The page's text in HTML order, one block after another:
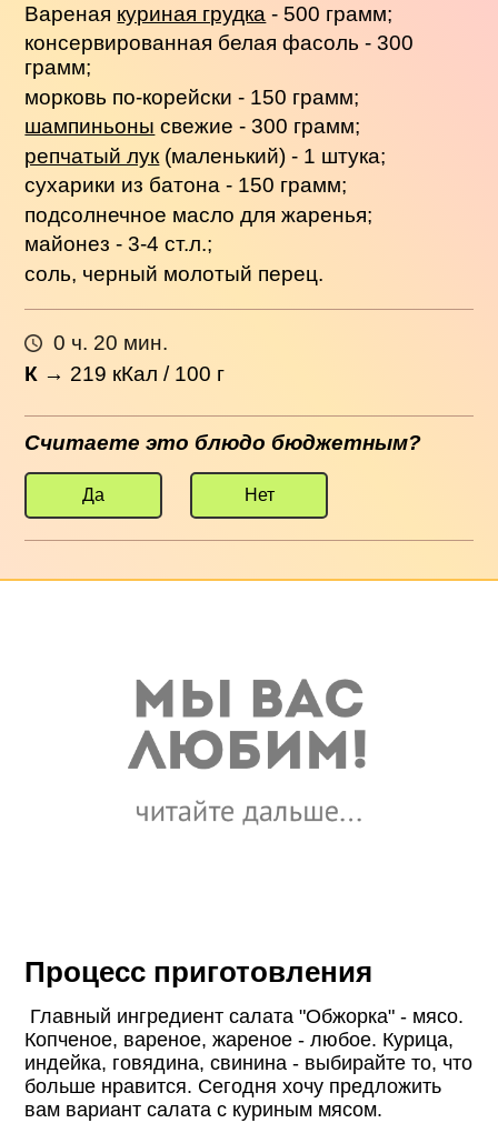
Вареная куриная грудка - 500 грамм;
консервированная белая фасоль - 300
грамм;
морковь по-корейски - 150 грамм;
шампиньоны свежие - 300 грамм;
репчатый лук (маленький) - 1 штука;
сухарики из батона - 150 грамм;
подсолнечное масло для жаренья;
майонез - 3-4 ст.л.;
соль, черный молотый перец.
0 ч. 20 мин.
К → 219 кКал / 100 г
Считаете это блюдо бюджетным?
Да Нет
Процесс приготовления
Главный ингредиент салата "Обжорка" - мясо.
Копченое, вареное, жареное - любое. Курица,
индейка, говядина, свинина - выбирайте то, что
больше нравится. Сегодня хочу предложить
вам вариант салата с куриным мясом.